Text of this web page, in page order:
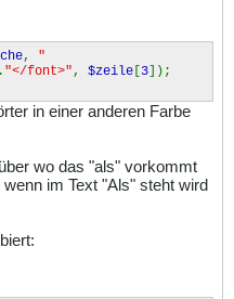
, "
. "</font>" , $zeile [3]);
in einer anderen Farbe
wo das "als" vorkommt
im Text "Als" steht wird